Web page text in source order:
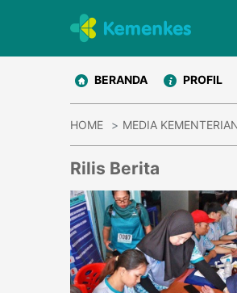
BERANDA PROFIL
HOME MEDIA
Rilis Berita